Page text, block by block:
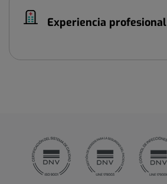
Experiencia profesional